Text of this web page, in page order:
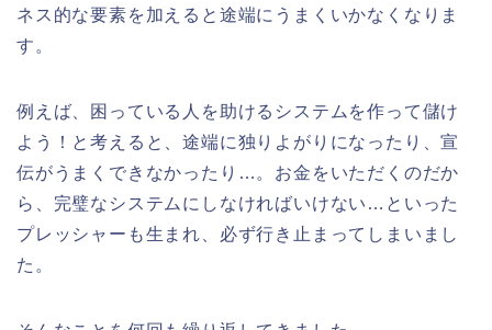
ネス的な要素を加えると途端にうまくいかなくなりま
す。
例えば、困っている人を助けるシステムを作って儲け
よう！と考えると、途端に独りよがりになったり、宣
伝がうまくできなかったり…。お金をいただくのだか
ら、完璧なシステムにしなければいけない…といった
プレッシャーも生まれ、必ず行き止まってしまいまし
た。